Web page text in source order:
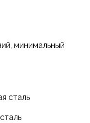
минимальный
сталь